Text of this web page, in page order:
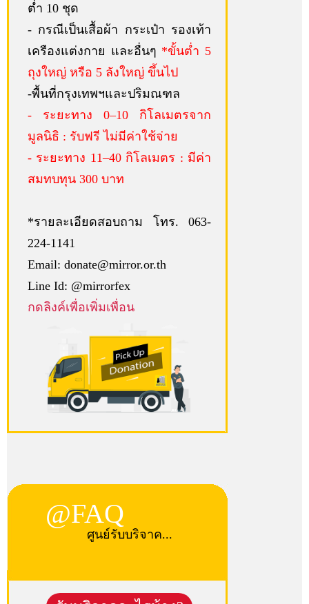
ต่ำ 10 ชุด
- กรณีเป็นเสื้อผ้า กระเป๋า รองเท้า
เครืองแต่งกาย และอื่นๆ *ขั้นต่ำ 5
ถุงใหญ่ หรือ 5 ลังใหญ่ ขึ้นไป
-พื้นที่กรุงเทพฯและปริมณฑล
- ระยะทาง 0–10 กิโลเมตรจาก
มูลนิธิ : รับฟรี ไม่มีค่าใช้จ่าย
- ระยะทาง 11–40 กิโลเมตร : มีค่า
สมทบทุน 300 บาท
*รายละเอียดสอบถาม โทร. 063-
224-1141
Email: donate@mirror.or.th
Line Id: @mirrorfex
กดลิงค์เพื่อเพิ่มเพื่อน
@FAQ
ศูนย์รับบริจาค...